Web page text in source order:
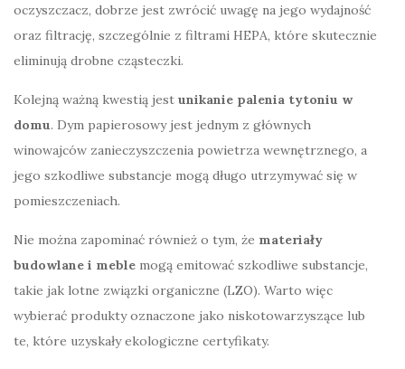
oczyszczacz, dobrze jest zwrócić uwagę na jego wydajność
oraz filtrację, szczególnie z filtrami HEPA, które skutecznie
eliminują drobne cząsteczki.
Kolejną ważną kwestią jest unikanie palenia tytoniu w
domu. Dym papierosowy jest jednym z głównych
winowajców zanieczyszczenia powietrza wewnętrznego, a
jego szkodliwe substancje mogą długo utrzymywać się w
pomieszczeniach.
Nie można zapominać również o tym, że materiały
budowlane i meble mogą emitować szkodliwe substancje,
takie jak lotne związki organiczne (LZO). Warto więc
wybierać produkty oznaczone jako niskotowarzyszące lub
te, które uzyskały ekologiczne certyfikaty.